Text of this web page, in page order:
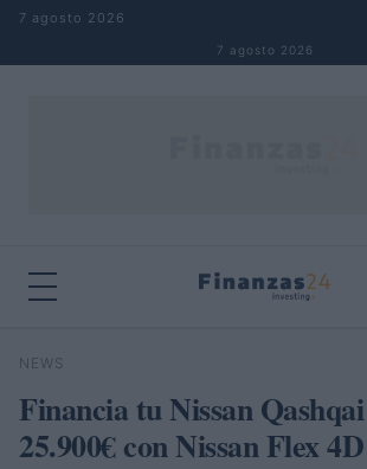
Saltar al contenido
7 agosto 2026
7 agosto 2026
Buscar
NEWS
Financia tu Nissan
25.900€ con Nissan Flex 4D